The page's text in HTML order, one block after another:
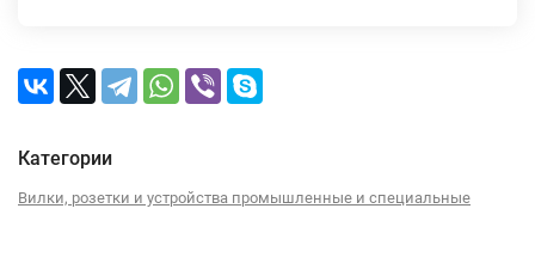
Категории
Вилки, розетки и устройства промышленные и специальные